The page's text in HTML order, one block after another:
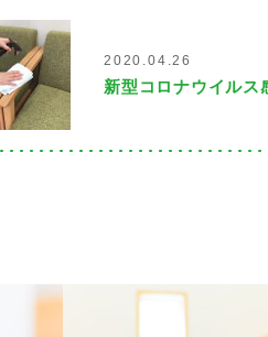
2020.04.26
新型コロナウイルス